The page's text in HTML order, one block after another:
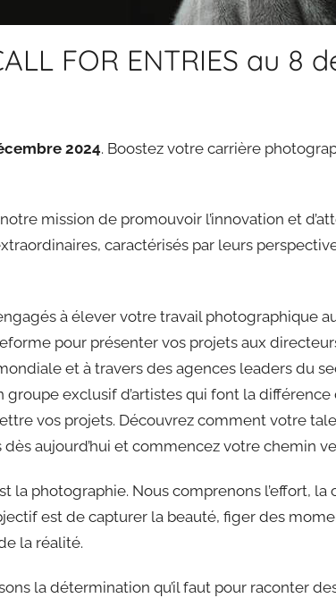
FOR ENTRIES au 8
2024. Boostez votre carrière
mission de promouvoir l’innovation et
caractérisés par leurs
à élever votre travail photographique
pour présenter vos projets aux
et à travers des agences leaders du
groupe exclusif d’artistes qui font la
vos projets. Découvrez comment votre
aujourd’hui et commencez votre chemin
la photographie. Nous comprenons l’effort,
est de capturer la beauté, figer des
la réalité.
la détermination qu’il faut pour raconter